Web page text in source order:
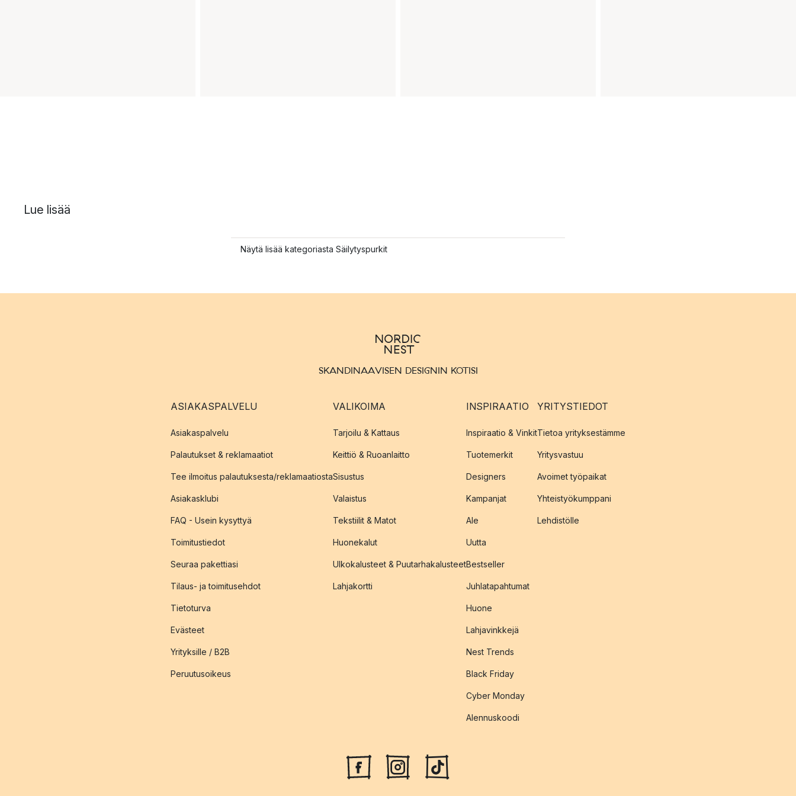
Lue lisää
Näytä lisää kategoriasta Säilytyspurkit
SKANDINAAVISEN DESIGNIN KOTISI
ASIAKASPALVELU
Asiakaspalvelu
Palautukset & reklamaatiot
Tee ilmoitus palautuksesta/reklamaatiosta
Asiakasklubi
FAQ - Usein kysyttyä
Toimitustiedot
Seuraa pakettiasi
Tilaus- ja toimitusehdot
Tietoturva
Evästeet
Yrityksille / B2B
Peruutusoikeus
VALIKOIMA
Tarjoilu & Kattaus
Keittiö & Ruoanlaitto
Sisustus
Valaistus
Tekstiilit & Matot
Huonekalut
Ulkokalusteet & Puutarhakalusteet
Lahjakortti
INSPIRAATIO
Inspiraatio & Vinkit
Tuotemerkit
Designers
Kampanjat
Ale
Uutta
Bestseller
Juhlatapahtumat
Huone
Lahjavinkkejä
Nest Trends
Black Friday
Cyber Monday
Alennuskoodi
YRITYSTIEDOT
Tietoa yrityksestämme
Yritysvastuu
Avoimet työpaikat
Yhteistyökumppani
Lehdistölle